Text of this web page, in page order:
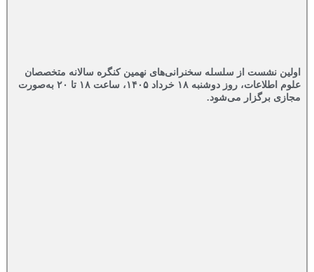
اولین نشست از سلسله سخنرانی‌های نهمین کنگره سالانه متخصصان
علوم اطلاعات، روز دوشنبه ۱۸ خرداد ۱۴۰۵، ساعت ۱۸ تا ۲۰ به‌صورت
مجازی برگزار می‌شود.